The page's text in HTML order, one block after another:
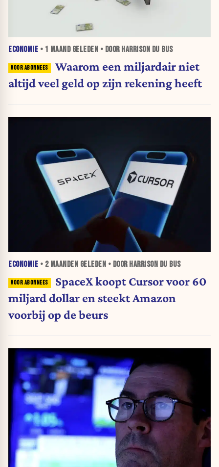
ECONOMIE • 1 MAANDGELEDEN • DOOR HARRISON DU BUS
Waarom een miljardair niet
altijd veel geld op zijn rekening heeft
ECONOMIE • 2 MAANDEN GELEDEN • DOOR HARRISON DU BUS
SpaceX koopt Cursor voor 60
miljard dollar en steekt Amazon
voorbij op de beurs